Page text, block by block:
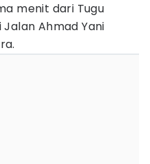
menit dari Tugu
Jalan Ahmad Yani